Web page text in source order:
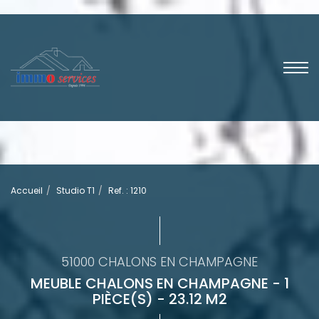
Accueil Studio T1 Ref. : 1210
51000 CHALONS EN CHAMPAGNE
MEUBLE CHALONS EN CHAMPAGNE - 1
PIÈCE(S) - 23.12 M2